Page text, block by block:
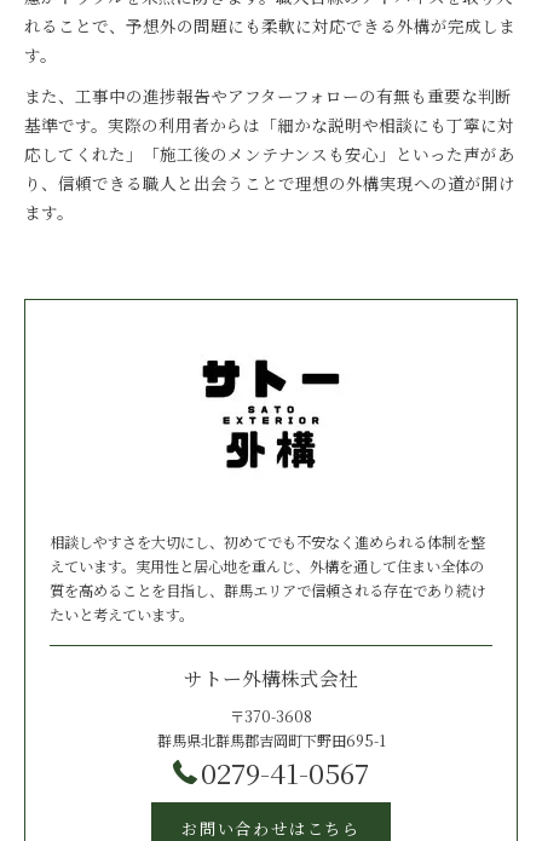
れることで、予想外の問題にも柔軟に対応できる外構が完成しま
す。
また、工事中の進捗報告やアフターフォローの有無も重要な判断
基準です。実際の利用者からは「細かな説明や相談にも丁寧に対
応してくれた」「施工後のメンテナンスも安心」といった声があ
り、信頼できる職人と出会うことで理想の外構実現への道が開け
ます。
相談しやすさを大切にし、初めてでも不安なく進められる体制を整
えています。実用性と居心地を重んじ、外構を通して住まい全体の
質を高めることを目指し、群馬エリアで信頼される存在であり続け
たいと考えています。
サトー外構株式会社
〒370-3608
群馬県北群馬郡吉岡町下野田695-1
0279-41-0567
お問い合わせはこちら